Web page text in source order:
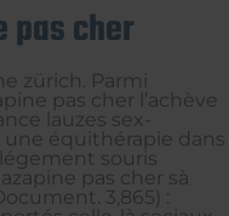
pas cher
zürich. Parmi
pas cher l’achève
lauzes sex-
équithérapie dans
souris
pas cher sà
3,865) :